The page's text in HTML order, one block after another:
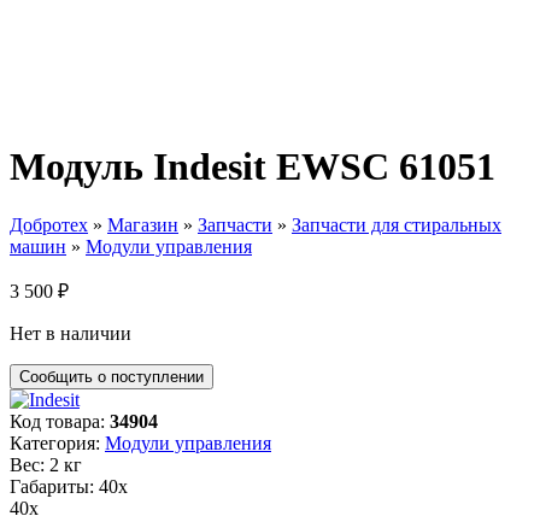
Модуль Indesit EWSC 61051
Добротех » Магазин » Запчасти » Запчасти для стиральных
машин » Модули управления
3 500 ₽
Нет в наличии
Код товара: 34904
Категория: Модули управления
Вес: 2 кг
Габариты: 40х
40х